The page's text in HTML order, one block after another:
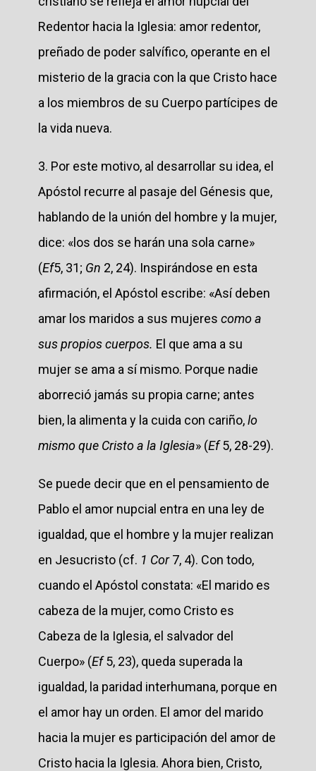
Redentor hacia la Iglesia: amor redentor,
preñado de poder salvífico, operante en el
misterio de la gracia con la que Cristo hace
a los miembros de su Cuerpo partícipes de
la vida nueva.
3. Por este motivo, al desarrollar su idea, el
Apóstol recurre al pasaje del Génesis que,
hablando de la unión del hombre y la mujer,
dice: «los dos se harán una sola carne»
(Ef5, 31; Gn 2, 24). Inspirándose en esta
afirmación, el Apóstol escribe: «Así deben
amar los maridos a sus mujeres como a
sus propios cuerpos. El que ama a su
mujer se ama a sí mismo. Porque nadie
aborreció jamás su propia carne; antes
bien, la alimenta y la cuida con cariño,lo
mismo que Cristo a la Iglesia» (Ef5, 28-29).
Se puede decir que en el pensamiento de
Pablo el amor nupcial entra en una ley de
igualdad, que el hombre y la mujer realizan
en Jesucristo (cf. 1 Cor7, 4). Con todo,
cuando el Apóstol constata: «El marido es
cabeza de la mujer, como Cristo es
Cabeza de la Iglesia, el salvador del
Cuerpo» (Ef5, 23), queda superada la
igualdad, la paridad interhumana, porque en
el amor hay un orden. El amor del marido
hacia la mujer es participación del amor de
Cristo hacia la Iglesia. Ahora bien, Cristo,